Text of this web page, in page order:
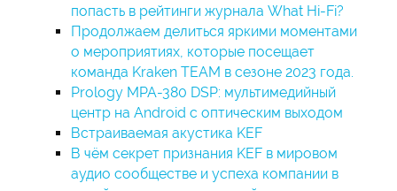
попасть в рейтинги журнала What Hi-Fi?
Продолжаем делиться яркими моментами
о мероприятиях, которые посещает
команда Kraken TEAM в сезоне 2023 года.
Prology МPA-380 DSP: мультимедийный
центр на Android с оптическим выходом
Встраиваемая акустика KEF
В чём секрет признания KEF в мировом
аудио сообществе и успеха компании в